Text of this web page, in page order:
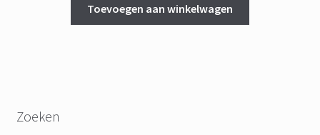
Toevoegen aan winkelwagen
Zoeken